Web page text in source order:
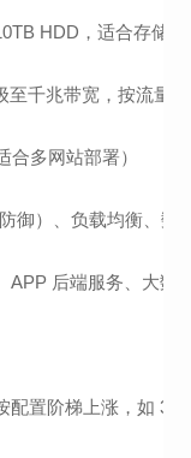
HDD，适合存储
至千兆带宽，按流量
合多网站部署）
御）、负载均衡、数
APP 后端服务、大数
配置阶梯上涨，如